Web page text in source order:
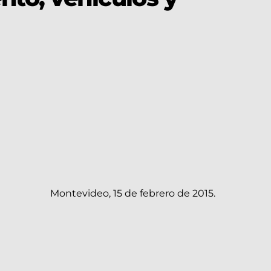
Montevideo, 15 de febrero de 2015.